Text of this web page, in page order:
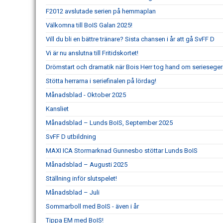
F2012 avslutade serien på hemmaplan
Välkomna till BoIS Galan 2025!
Vill du bli en bättre tränare? Sista chansen i år att gå SvFF D
Vi är nu anslutna till Fritidskortet!
Drömstart och dramatik när Bois Herr tog hand om
Stötta herrarna i seriefinalen på lördag!
Månadsblad - Oktober 2025
Kansliet
Månadsblad – Lunds BoIS, September 2025
SvFF D utbildning
MAXI ICA Stormarknad Gunnesbo stöttar Lunds BoIS
Månadsblad – Augusti 2025
Ställning inför slutspelet!
Månadsblad – Juli
Sommarboll med BoIS - även i år
Tippa EM med BoIS!